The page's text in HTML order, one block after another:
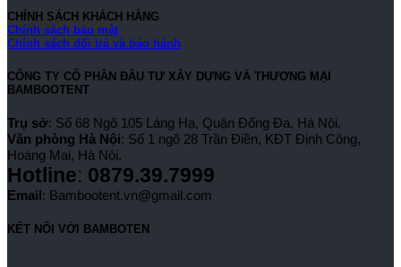
CHÍNH SÁCH KHÁCH HÀNG
Chính sách bảo mật
Chính sách đổi trả và bảo hành
CÔNG TY CỔ PHẦN ĐẦU TƯ XÂY DỰNG VÀ THƯƠNG MẠI
BAMBOOTENT
Trụ sở: Số 68 Ngõ 105 Láng Hạ, Quận Đống Đa, Hà Nội.
Văn phòng Hà Nội: Số 1 ngõ 28 Trần Điền, KĐT Định Công,
Hoàng Mai, Hà Nội.
Hotline: 0879.39.7999
Email: Bambootent.vn@gmail.com
KẾT NỐI VỚI BAMBOTEN